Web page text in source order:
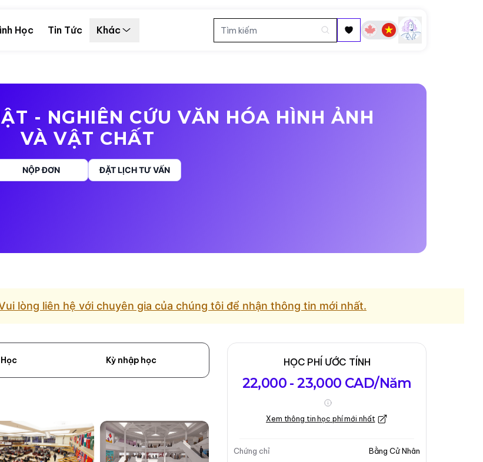
Học Tin Tức Khác
- NGHIÊN CỨU VĂN HÓA HÌNH ẢNH
VÀ VẬT CHẤT
NỘP ĐƠN ĐẶT LỊCH TƯ VẤN
lòng liên hệ với chuyên gia của chúng tôi để nhận thông tin mới nhất.
Kỳ nhập học HỌC PHÍ ƯỚC TÍNH
22,000 - 23,000 CAD/Năm
Xem thông tin học phí mới nhất
Chứng chỉ
Bằng Cử Nhân